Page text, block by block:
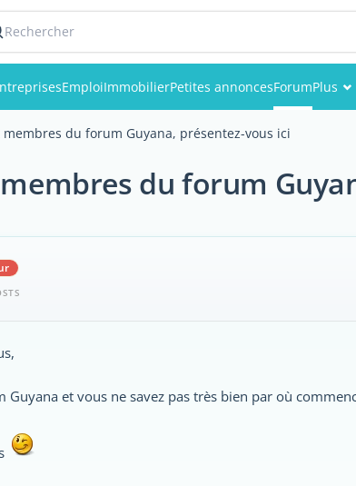
Rechercher
EmploiImmobilierPetites annoncesForumPlus
membres du forum Guyana, présentez-vous ici
du forum
et vous ne savez pas très bien par où